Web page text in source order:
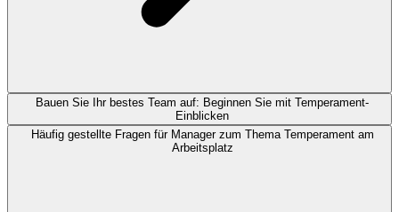
Bauen Sie Ihr bestes Team auf: Beginnen Sie mit Temperament-
Einblicken
Häufig gestellte Fragen für Manager zum Thema Temperament am
Arbeitsplatz